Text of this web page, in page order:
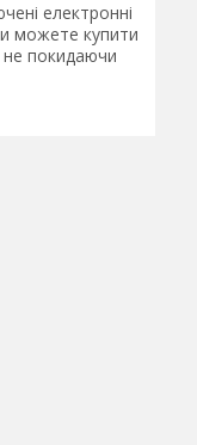
електронні
можете купити
покидаючи